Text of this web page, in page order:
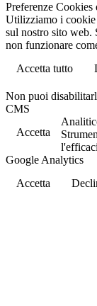
Preferenze Cookies
Utilizziamo i cookie
sul nostro sito web.
non funzionare
Accetta tutto
Non puoi
CMS
Accetta
Google Analytics
Accetta